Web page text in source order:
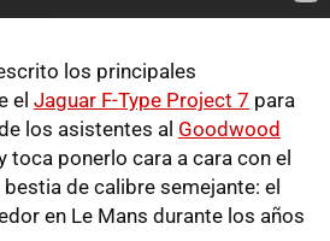
los principales
el Jaguar F-Type Project 7 para
los asistentes al Goodwood
toca ponerlo cara a cara con el
de calibre semejante: el
en Le Mans durante los años